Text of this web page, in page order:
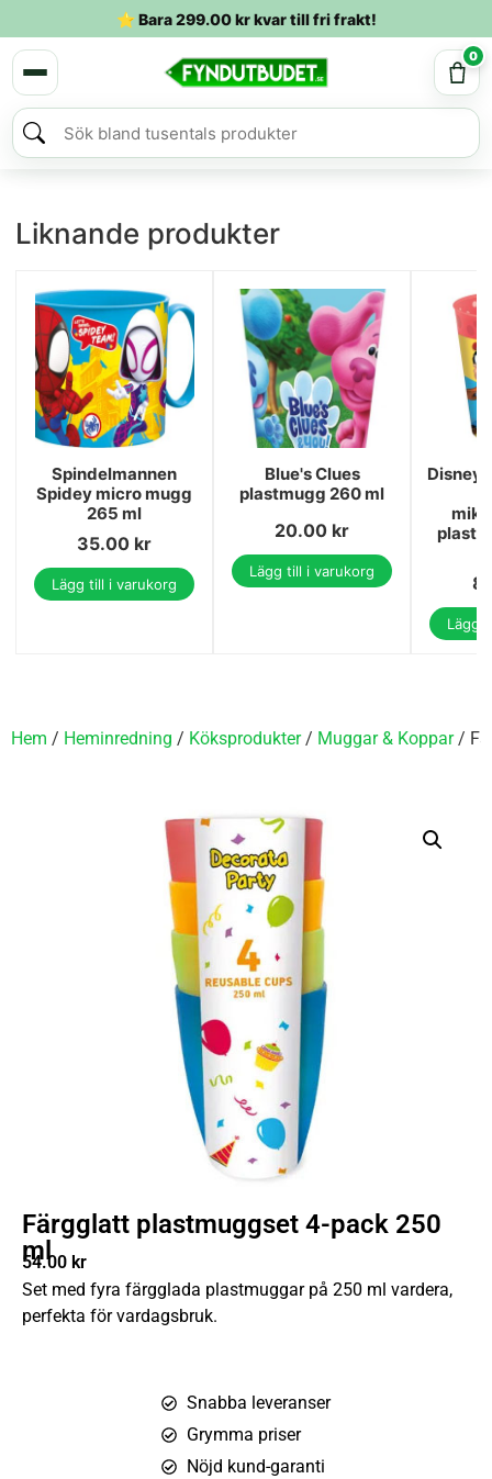
⭐ Bara299.00krkvar till fri frakt!
0
Liknande produkter
Spindelmannen
Spidey micro mugg
265 ml
35.00 kr
Lägg till i varukorg
Blue's Clues
plastmugg 260 ml
20.00 kr
Lägg till i varukorg
Disney
Lägg
Hem / Heminredning / Köksprodukter/ Muggar & Koppar/
Färgglatt plastmuggset 4-pack 250
ml
54.00 kr
Set med fyra färgglada plastmuggar på 250 ml vardera,
perfekta för vardagsbruk.
Snabba leveranser
Grymma priser
Nöjd kund-garanti